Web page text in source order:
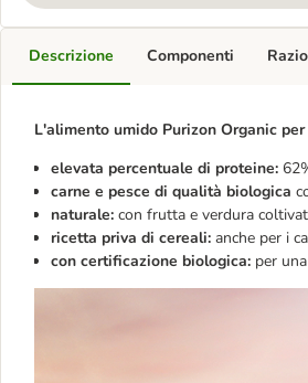
Descrizione
L'alimento umido Purizon Organic
elevata percentuale di proteine:
carne e pesce di qualità biologica
naturale: con frutta e verdura
ricetta priva di cereali: anche per i
con certificazione biologica: per
Componenti